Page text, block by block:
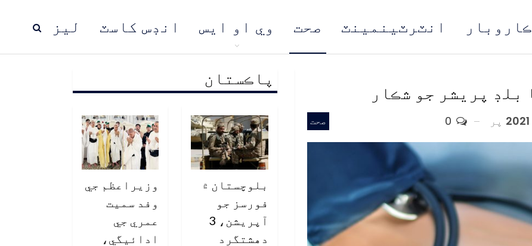
ليز انڊس کاسٽ وي او ايس صحت انٽرٽينمينٽ ڪاروبار
پاڪستان مُنڍ
صحت پر
پاڪستان
بلوچستان ۾
فورسز جو
آپريشن، 3
دهشتگرد
وزيراعظم جي
وفد سميت
عمري جي
ادائيگي،